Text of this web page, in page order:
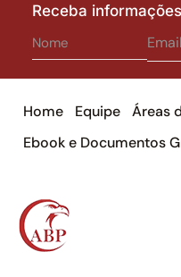
Receba
Home Equipe Áreas
Ebook e Documentos